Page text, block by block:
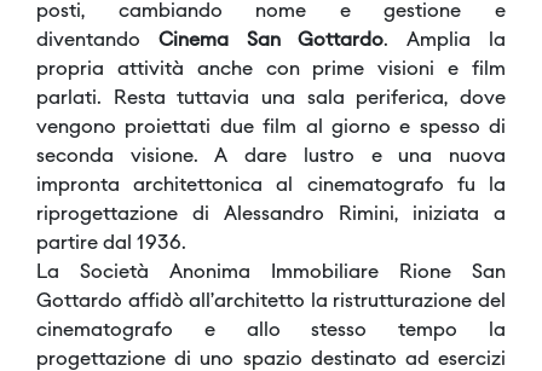
posti, cambiando nome e gestione e
diventando Cinema San Gottardo. Amplia la
propria attività anche con prime visioni e film
parlati. Resta tuttavia una sala periferica, dove
vengono proiettati due film al giorno e spesso di
seconda visione. A dare lustro e una nuova
impronta architettonica al cinematografo fu
la
riprogettazione di Alessandro Rimini, iniziata a
partire dal 1936.
La Società Anonima Immobiliare Rione San
Gottardo affidò all’architetto la ristrutturazione del
cinematografo e allo stesso tempo la
progettazione di uno spazio destinato ad esercizi